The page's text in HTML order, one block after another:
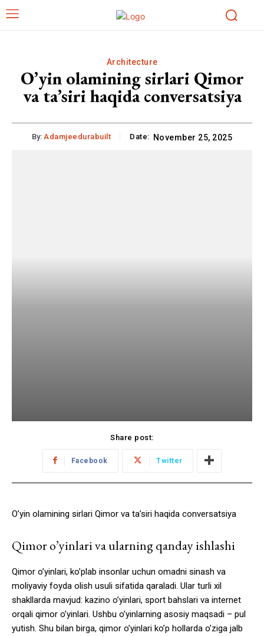
Architecture
O’yin olamining sirlari Qimor
va ta’siri haqida conversatsiya
By: Adamjeedurabuilt Date: November 25, 2025
Share post:
Facebook Twitter
O’yin olamining sirlari Qimor va ta’siri haqida conversatsiya
Qimor o’yinlari va ularning qanday ishlashi
Qimor o’yinlari, ko’plab insonlar uchun omadni sinash va
moliyaviy foyda olish usuli sifatida qaraladi. Ular turli xil
shakllarda mavjud: kazino o’yinlari, sport bahslari va internet
orqali qimor o’yinlari. Ushbu o’yinlarning asosiy maqsadi – pul
yutish. Shu bilan birga, qimor o’yinlari ko’p hollarda o’ziga jalb